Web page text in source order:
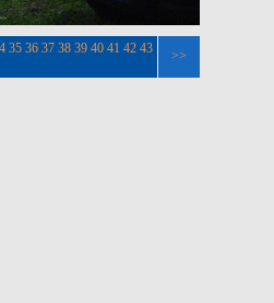
35 36 37 38 39 40 41 42 43
>>